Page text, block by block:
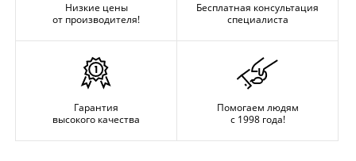
Низкие цены
от производителя!
Бесплатная консультация
специалиста
Гарантия
высокого качества
Помогаем людям
с 1998 года!